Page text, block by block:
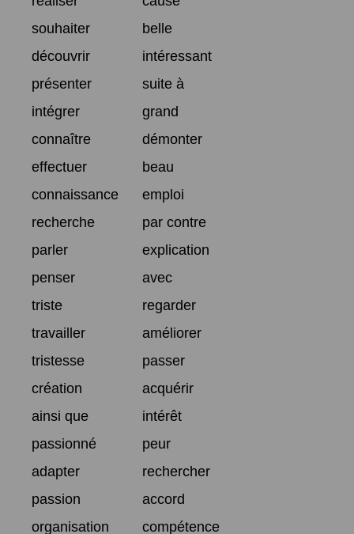
souhaiter
belle
découvrir
intéressant
présenter
suite à
intégrer
grand
connaître
démonter
effectuer
beau
connaissance
emploi
recherche
par contre
parler
explication
penser
avec
triste
regarder
travailler
améliorer
tristesse
passer
création
acquérir
ainsi que
intérêt
passionné
peur
adapter
rechercher
passion
accord
organisation
compétence